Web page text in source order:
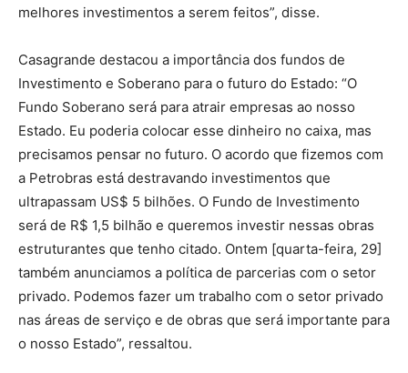
melhores investimentos a serem feitos”, disse.
Casagrande destacou a importância dos fundos de
Investimento e Soberano para o futuro do Estado: “O
Fundo Soberano será para atrair empresas ao nosso
Estado. Eu poderia colocar esse dinheiro no caixa, mas
precisamos pensar no futuro. O acordo que fizemos com
a Petrobras está destravando investimentos que
ultrapassam US$ 5 bilhões. O Fundo de Investimento
será de R$ 1,5 bilhão e queremos investir nessas obras
estruturantes que tenho citado. Ontem [quarta-feira, 29]
também anunciamos a política de parcerias com o setor
privado. Podemos fazer um trabalho com o setor privado
nas áreas de serviço e de obras que será importante para
o nosso Estado”, ressaltou.